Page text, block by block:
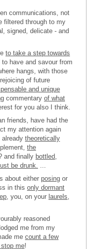
communications, not
filtered through to my
signed, delicate - and
to take a step towards
to have and savour from
hangs, with those
of future
and unique
commentary of what
for you also I think.
friends, have had the
my attention again
already theoretically
the
and finally bottled
be drunk.
about either posing or
in this only dormant
, you, on your laurels
reasoned
me from my
me count a few
me!